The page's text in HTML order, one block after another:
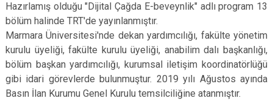
Hazırlamış olduğu "Dijital Çağda E-beveynlik" adlı program 13
bölüm halinde TRT'de yayınlanmıştır.
Marmara Üniversitesi'nde dekan yardımcılığı, fakülte yönetim
kurulu üyeliği, fakülte kurulu üyeliği, anabilim dalı başkanlığı,
bölüm başkan yardımcılığı, kurumsal iletişim koordinatörlüğü
gibi idari görevlerde bulunmuştur. 2019 yılı Ağustos ayında
Basın İlan Kurumu Genel Kurulu temsilciliğine atanmıştır.